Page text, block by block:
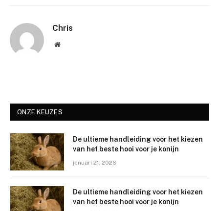
Chris
Website
ONZE KEUZES
De ultieme handleiding voor het kiezen
van het beste hooi voor je konijn
januari 21, 2026
De ultieme handleiding voor het kiezen
van het beste hooi voor je konijn